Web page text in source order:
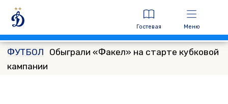
Гостевая Меню
ФУТБОЛ
Обыграли «Факел» на старте кубковой
кампании